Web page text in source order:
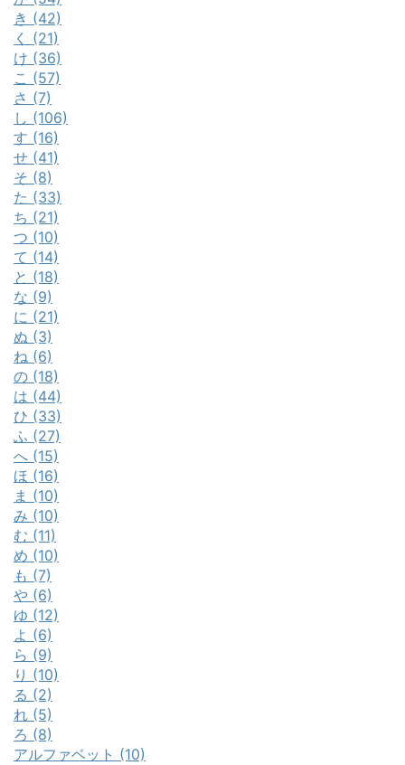
き (42)
く (21)
け (36)
こ (57)
さ (7)
し (106)
す (16)
せ (41)
そ (8)
た (33)
ち (21)
つ (10)
て (14)
と (18)
な (9)
に (21)
ぬ (3)
ね (6)
の (18)
は (44)
ひ (33)
ふ (27)
へ (15)
ほ (16)
ま (10)
み (10)
む (11)
め (10)
も (7)
や (6)
ゆ (12)
よ (6)
ら (9)
り (10)
る (2)
れ (5)
ろ (8)
アルファベット (10)